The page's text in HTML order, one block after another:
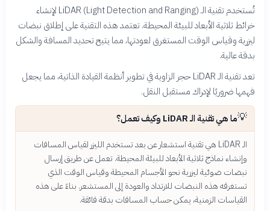
تُستخدم تقنية الـ LiDAR (Light Detection and Ranging) لإنشاء
خرائط ثلاثية الأبعاد للبيئة المحيطة. تعتمد هذه التقنية على إطلاق نبضات
ليزرية وقياس الوقت المستغرق لعودتها، مما يتيح تحديد المسافة والشكل
بدقة عالية.
تعد تقنية الـ LiDAR حجر الزاوية في تطوير أنظمة القيادة الذاتية، مما يجعل
فهمها ضروريًا لإدراك مستقبل النقل.
💡ما هي تقنية الـ LiDAR وكيف تعمل؟
الـ LiDAR هي تقنية استشعار عن بعد تستخدم الليزر لقياس المسافات
وإنشاء نماذج ثلاثية الأبعاد للبيئة المحيطة. تعمل عن طريق إرسال
نبضات ضوئية ليزرية نحو الأجسام المحيطة وقياس الوقت الذي
تستغرقه هذه النبضات للارتداد والعودة إلى المستشعر. بناءً على هذه
القياسات الزمنية، يمكن حساب المسافات بدقة فائقة.